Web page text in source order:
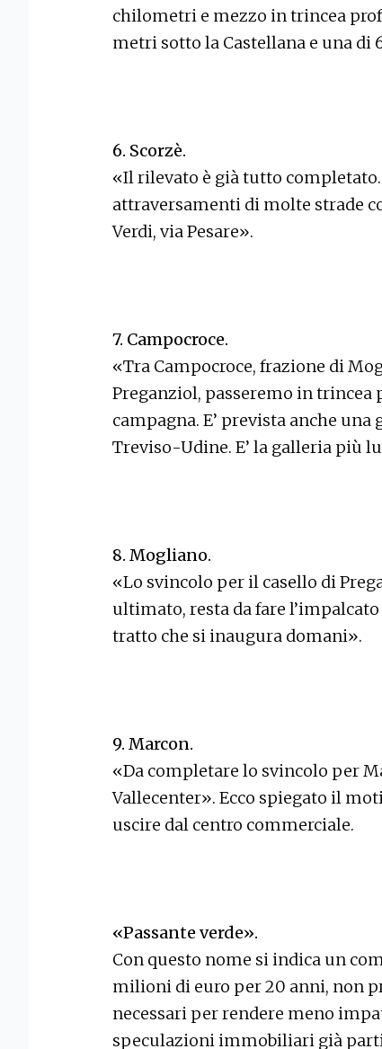
chilometri e mezzo in trincea
metri sotto la Castellana e una
6. Scorzè.
«Il rilevato è già tutto
attraversamenti di molte strade
Verdi, via Pesare».
7. Campocroce.
«Tra Campocroce, frazione di
Preganziol, passeremo in
campagna. E’ prevista anche
Treviso-Udine. E’ la galleria più
8. Mogliano.
«Lo svincolo per il casello di
ultimato, resta da fare
tratto che si inaugura domani».
9. Marcon.
«Da completare lo svincolo per
Vallecenter». Ecco spiegato il
uscire dal centro commerciale.
«Passante verde».
Con questo nome si indica un
milioni di euro per 20 anni, non
necessari per rendere meno
speculazioni immobiliari già